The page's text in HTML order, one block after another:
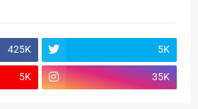
425K 5K
5K 35K